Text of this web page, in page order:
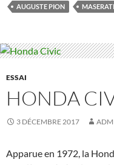
AUGUSTE PION MASERATI
ESSAI
HONDA
3 DÉCEMBRE 2017
Apparue en 1972, la